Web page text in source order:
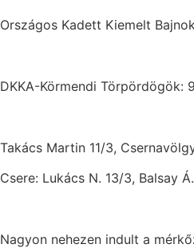
Országos Kadett Kiemelt
DKKA-Körmendi Törpördögök:
Takács Martin 11/3,
Csere: Lukács N. 13/3, Balsay
Nagyon nehezen indult a